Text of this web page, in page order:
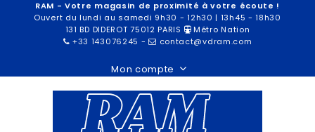
RAM - Votre magasin de proximité à votre écoute !
Ouvert du lundi au samedi 9h30 - 12h30 | 13h45 - 18h30
131 BD DIDEROT 75012 PARIS
Métro Nation
+33 143076245 - contact@vdram.com
Mon compte